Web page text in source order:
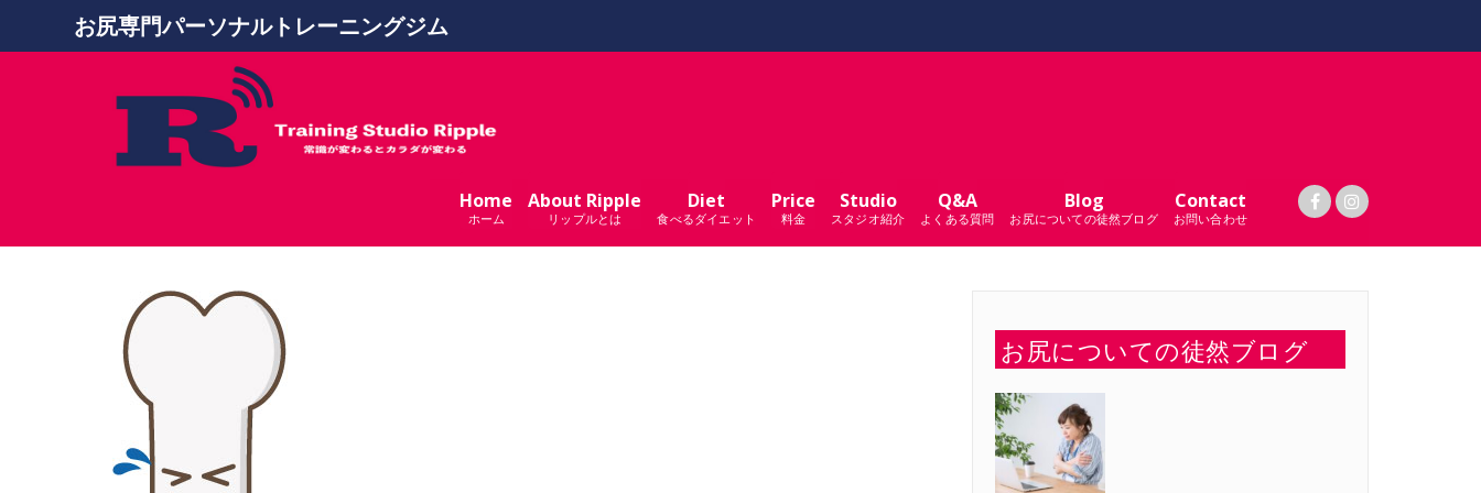
お尻専門パーソナルトレーニングジム
Home
ホーム
About Ripple
リップルとは
Diet
食べるダイエット
Price
料金
Studio
スタジオ紹介
Q&A
よくある質問
Blog
お尻についての徒然ブログ
Contact
お問い合わせ
お尻についての徒然ブログ